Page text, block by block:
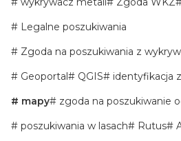
Legalne poszukiwania
Zgoda na poszukiwania z wykryw
Geoportal
QGIS
identyfikacja
mapy
zgoda na poszukiwanie
poszukiwania w lasach
Rutus